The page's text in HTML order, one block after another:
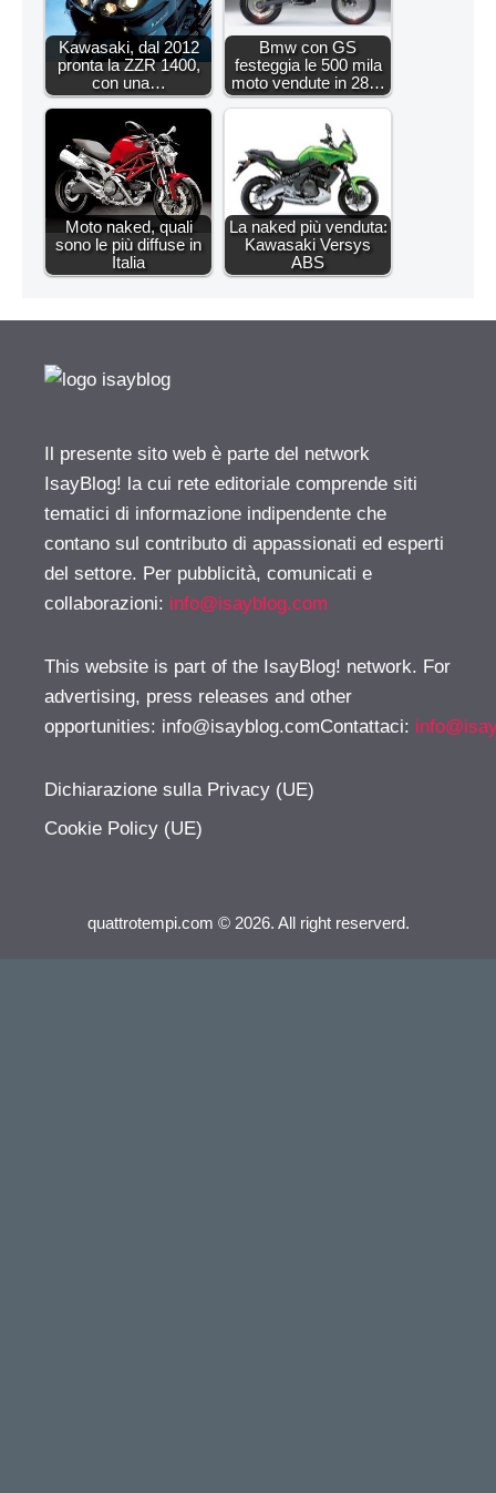
Kawasaki, dal 2012
pronta la ZZR 1400,
con una…
Bmw con GS
festeggia le 500 mila
moto vendute in 28…
Moto naked, quali
sono le più diffuse in
Italia
La naked più venduta:
Kawasaki Versys
ABS
Il presente sito web è parte del network
IsayBlog! la cui rete editoriale comprende siti
tematici di informazione indipendente che
contano sul contributo di appassionati ed esperti
del settore. Per pubblicità, comunicati e
collaborazioni: info@isayblog.com
This website is part of the IsayBlog! network. For
advertising, press releases and other
opportunities: info@isayblog.comContattaci:
Dichiarazione sulla Privacy (UE)
Cookie Policy (UE)
quattrotempi.com © 2026. All right reserverd.